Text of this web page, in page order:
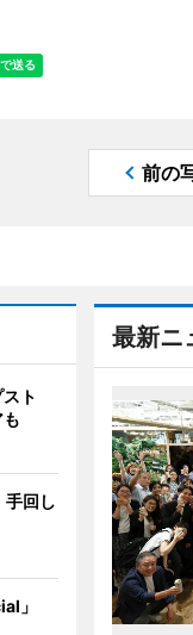
前の
最新ニ
ト
回し
」